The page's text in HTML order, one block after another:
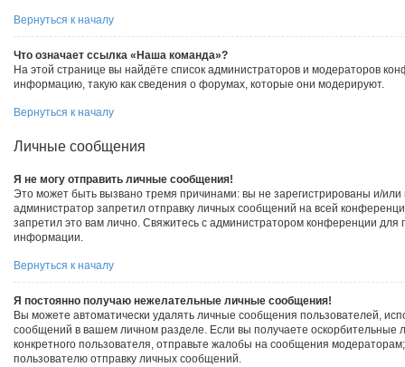
Вернуться к началу
Что означает ссылка «Наша команда»?
На этой странице вы найдёте список администраторов и модераторов
информацию, такую как сведения о форумах, которые они модерируют.
Вернуться к началу
Личные сообщения
Я не могу отправить личные сообщения!
Это может быть вызвано тремя причинами: вы не зарегистрированы и/
администратор запретил отправку личных сообщений на всей
запретил это вам лично. Свяжитесь с администратором конференции для
информации.
Вернуться к началу
Я постоянно получаю нежелательные личные сообщения!
Вы можете автоматически удалять личные сообщения пользователей,
сообщений в вашем личном разделе. Если вы получаете оскорбительные
конкретного пользователя, отправьте жалобы на сообщения
пользователю отправку личных сообщений.